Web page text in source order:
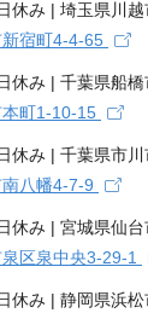
宿町4-4-65
町1-10-15
八幡4-7-9
区泉中央3-29-1